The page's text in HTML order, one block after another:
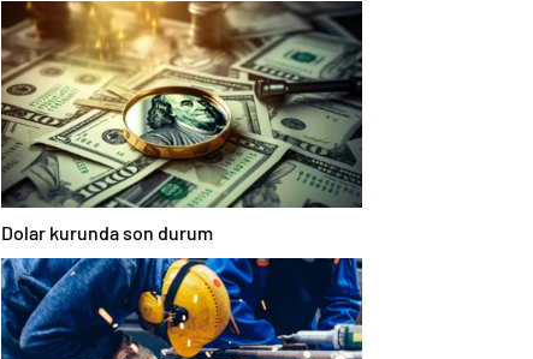
Dolar kurunda son durum